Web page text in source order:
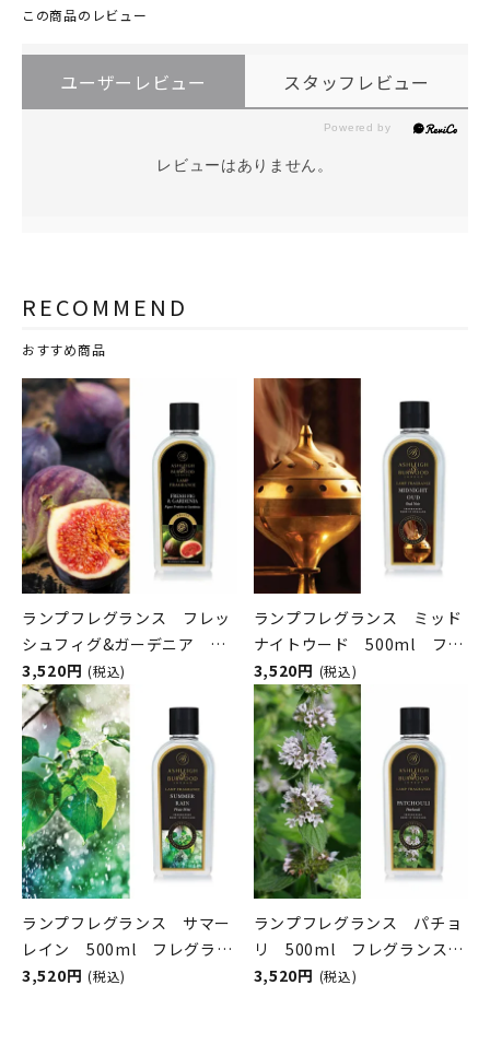
この商品のレビュー
ユーザーレビュー スタッフレビュー
レビューはありません。
RECOMMEND
おすすめ商品
ランプフレグランス フレッ
シュフィグ&ガーデニア
500ml フレグランスランプ
用オイル
ASHLEIGH&BURWOOD（ア
シュレイアンドバーウッド）
3,520円 (税込)
ランプフレグランス ミッド
ナイトウード 500ml フレ
グランスランプ用オイル
ASHLEIGH&BURWOOD（ア
シュレイアンドバーウッド）
3,520円 (税込)
ランプフレグランス サマー
レイン 500ml フレグラン
スランプ用オイル
3,520円 (税込)
ランプフレグランス パチョ
リ 500ml フレグランスラ
ンプ用オイル
3,520円 (税込)